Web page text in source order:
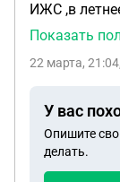
ИЖС ,в
,законно ли
переводите
это не
вопрос ,не
выглядит ,
Показать
22 марта, 21:04
У вас
Опишите
делать.